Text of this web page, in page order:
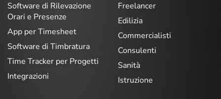
Software di Rilevazione
Orari e Presenze
App per Timesheet
Software di Timbratura
Time Tracker per Progetti
Integrazioni
Freelancer
Edilizia
Commercialisti
Consulenti
Sanità
Istruzione